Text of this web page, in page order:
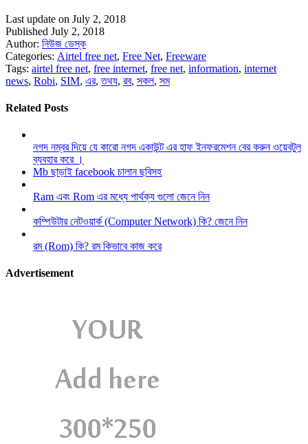
Last update on July 2, 2018
Published July 2, 2018
Author: নিউজ ডেস্ক
Categories: Airtel free net, Free Net, Freeware
Tags: airtel free net, free internet, free net, information, internet
news, Robi, SIM, এর,তথয, রব, সকল, সম
Related Posts
নগদ নম্বর দিয়ে যে কারো নগদ একাউন্ট এর হাফ ইনফরমেশন বের করুন ওয়েবটুল
ব্যবহার করে ।
Mb ছাড়াই facebook চালান ছবিসহ
Ram এবং Rom এর মধ্যে পার্থক্য গুলো জেনে নিন
কম্পিউটার নেটওয়ার্ক (Computer Network) কি? জেনে নিন
রম (Rom) কি? রম কিভাবে কাজ করে
Advertisement